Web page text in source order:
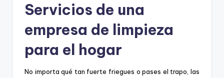
Servicios de una
empresa de limpieza
para el hogar
No importa qué tan fuerte friegues o pases el trapo, las